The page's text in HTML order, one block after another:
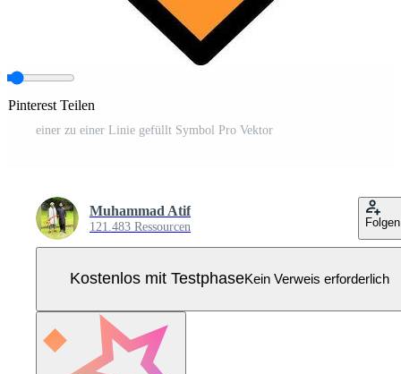
Pinterest Teilen
einer zu einer Linie gefüllt Symbol Pro Vektor
Muhammad Atif
121.483 Ressourcen Folgen
Kostenlos mit TestphaseKein Verweis erforderlich